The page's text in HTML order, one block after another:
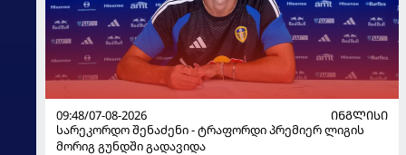
09:48/07-08-2026
ᲘᲜᲒᲚᲘᲡᲘ
სარეკორდო შენაძენი - ტრაფორდი პრემიერ ლიგის
მორიგ გუნდში გადავიდა